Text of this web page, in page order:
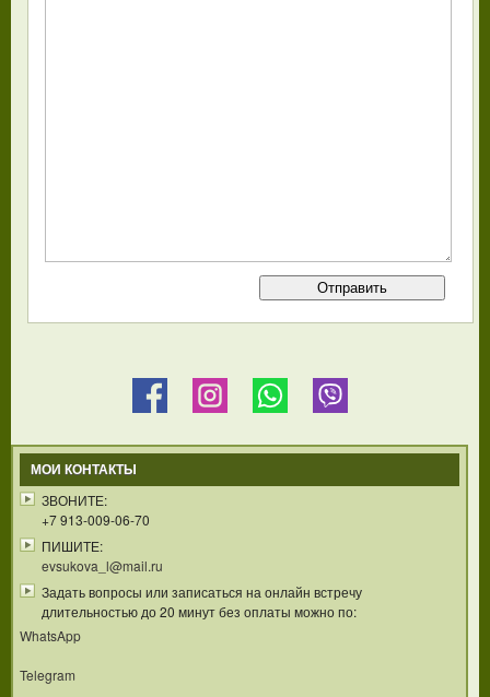
МОИ КОНТАКТЫ
ЗВОНИТЕ:
+7 913-009-06-70
ПИШИТЕ:
evsukova_l@mail.ru
Задать вопросы или записаться на онлайн встречу
длительностью до 20 минут без оплаты можно по:
WhatsApp
Telegram